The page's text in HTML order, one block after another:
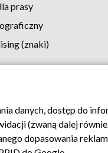
prasy
(znaki)
Kontakt
danych, dostęp do
(zwaną dalej
dopasowania